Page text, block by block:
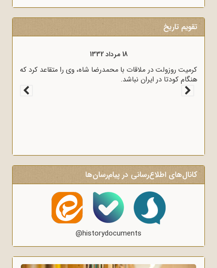
تقویم تاریخ
18 مرداد 1332
کرمیت روزولت در ملاقات با محمدرضا شاه، وی را متقاعد کرد که
هنگام کودتا در ایران نباشد.
کانال‌های اطلاع‌رسانی در پیام‌رسان‌ها
@historydocuments